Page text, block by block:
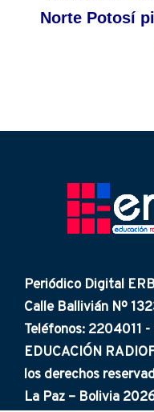
Norte Potosí
Periódico Digital
Calle Ballivián Nº
Teléfonos: 2204011
EDUCACIÓN
los derechos
La Paz – Bolivia